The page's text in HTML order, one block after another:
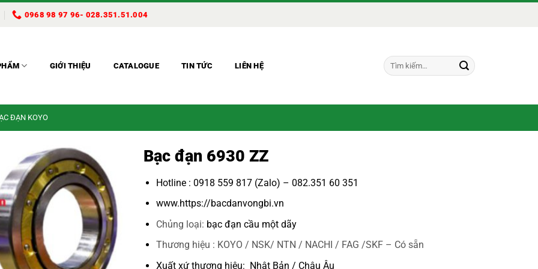
0968 98 97 96- 028.351.51.004
GIỚI THIỆU CATALOGUE TIN TỨC LIÊN HỆ
Tìm
kiếm:
ĐẠN KOYO
Bạc đạn 6930 ZZ
Hotline : 0918 559 817 (Zalo) – 082.351 60 351
www.https://bacdanvongbi.vn
Chủng loại: bạc đạn cầu một dãy
Thương hiệu : KOYO / NSK/ NTN / NACHI / FAG /SKF – Có sẵn
Xuất xứ thương hiệu: Nhật Bản / Châu Âu